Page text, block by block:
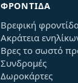
ΦΡΟΝΤΊΔΑ
Βρεφική
Ακράτεια
Βρες το σωστό
Συνδρομές
Δωροκάρτες